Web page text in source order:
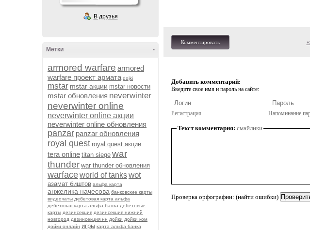
В друзья
-
Метки
armored warfare armored
warfare проект армата dojki
mstar mstar акции mstar новости
mstar обновления neverwinter
neverwinter online
neverwinter online акции
neverwinter online обновления
panzar panzar обновления
royal quest royal quest акции
tera online titan siege war
thunder war thunder обновления
warfaceworld of tankswot
азамат биштов альфа карта
анжелика начесова банковские карты
видеочаты дебетовая карта альфа
дебетовая карта альфа банка дебетовые
карты дезинсекция дезинсекция нижний
новгород дезинсекция нн дойки дойки ком
дойки онлайн игры карта альфа банка
Комментировать
Добавить комментарий:
Введите свое имя и пароль на сайте:
Регистрация Напоминание
Текст комментария: смайлики
Проверка орфографии: (найти ошибки)